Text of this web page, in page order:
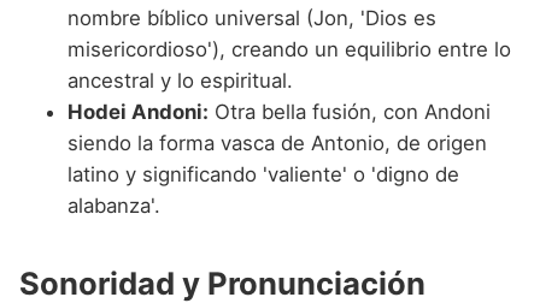
nombre bíblico universal (Jon, 'Dios es
misericordioso'), creando un equilibrio entre lo
ancestral y lo espiritual.
Hodei Andoni: Otra bella fusión, con Andoni
siendo la forma vasca de Antonio, de origen
latino y significando 'valiente' o 'digno de
alabanza'.
Sonoridad y Pronunciación